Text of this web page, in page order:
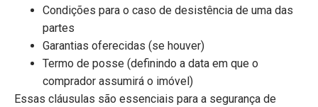
Condições para o caso de desistência de uma das
partes
Garantias oferecidas (se houver)
Termo de posse (definindo a data em que o
comprador assumirá o imóvel)
Essas cláusulas são essenciais para a segurança de